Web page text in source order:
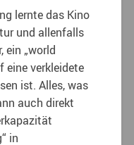
lernte das Kino
und allenfalls
ein „world
eine verkleidete
ist. Alles, was
auch direkt
in